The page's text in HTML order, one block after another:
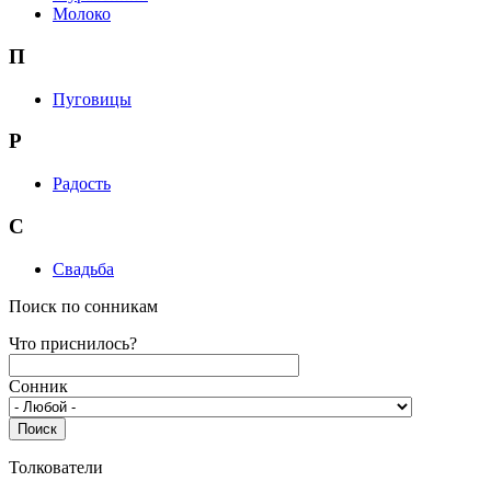
Молоко
П
Пуговицы
Р
Радость
С
Свадьба
Поиск по сонникам
Что приснилось?
Сонник
Толкователи